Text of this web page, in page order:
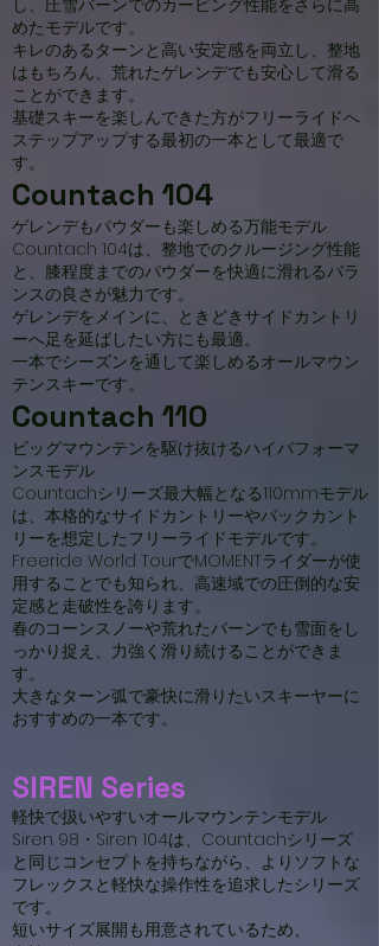
めたモデルです。
キレのあるターンと高い安定感を両立し、整地
はもちろん、荒れたゲレンデでも安心して滑る
ことができます。
基礎スキーを楽しんできた方がフリーライドへ
ステップアップする最初の一本として最適で
す。
Countach 104
ゲレンデもパウダーも楽しめる万能モデル
Countach 104は、整地でのクルージング性能
と、膝程度までのパウダーを快適に滑れるバラ
ンスの良さが魅力です。
ゲレンデをメインに、ときどきサイドカントリ
ーへ足を延ばしたい方にも最適。
一本でシーズンを通して楽しめるオールマウン
テンスキーです。
Countach 110
ビッグマウンテンを駆け抜けるハイパフォーマ
ンスモデル
Countachシリーズ最大幅となる110mmモデル
は、本格的なサイドカントリーやバックカント
リーを想定したフリーライドモデルです。
Freeride World TourでMOMENTライダーが使
用することでも知られ、高速域での圧倒的な安
定感と走破性を誇ります。
春のコーンスノーや荒れたバーンでも雪面をし
っかり捉え、力強く滑り続けることができま
す。
大きなターン弧で豪快に滑りたいスキーヤーに
おすすめの一本です。
SIREN Series
軽快で扱いやすいオールマウンテンモデル
Siren 98・Siren 104は、Countachシリーズ
と同じコンセプトを持ちながら、よりソフトな
フレックスと軽快な操作性を追求したシリーズ
です。
短いサイズ展開も用意されているため、